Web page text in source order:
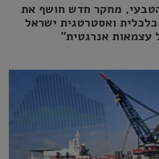
מחקר חדש חושף את
ואסטרטגית ישראל
עצמאות אנרגטית"